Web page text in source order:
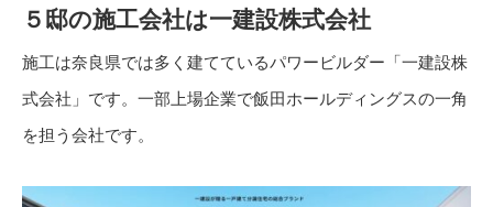
５邸の施工会社は一建設株式会社
施工は奈良県では多く建てているパワービルダー「一建設株
式会社」です。一部上場企業で飯田ホールディングスの一角
を担う会社です。